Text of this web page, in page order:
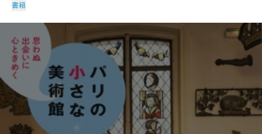
書籍